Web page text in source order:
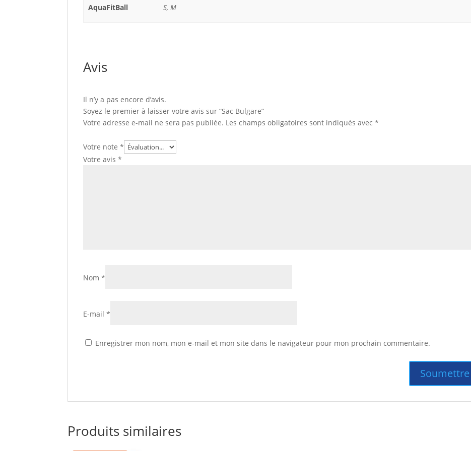
AquaFitBall S, M
Avis
Il n’y a pas encore d’avis.
Soyez le premier à laisser votre avis sur “Sac Bulgare”
Votre adresse e-mail ne sera pas publiée. Les champs obligatoires sont indiqués avec*
Votre note*
Votre avis*
Nom*
E-mail*
Enregistrer mon nom, mon e-mail et mon site dans le navigateur pour mon prochain commentaire.
Produits similaires